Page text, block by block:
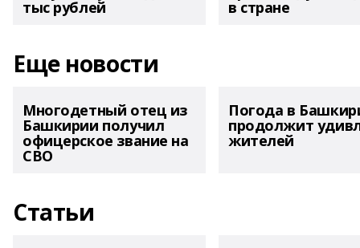
тыс рублей в стране
Еще новости
Многодетный отец из
Башкирии получил
офицерское звание на
СВО
Погода в
продолжит
жителей
Статьи